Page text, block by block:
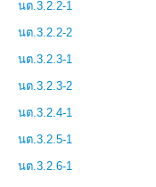
นต.3.2.2-1
นต.3.2.2-2
นต.3.2.3-1
นต.3.2.3-2
นต.3.2.4-1
นต.3.2.5-1
นต.3.2.6-1